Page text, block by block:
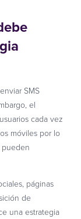
SMS
el
cada vez
móviles por lo
páginas
de
una estrategia